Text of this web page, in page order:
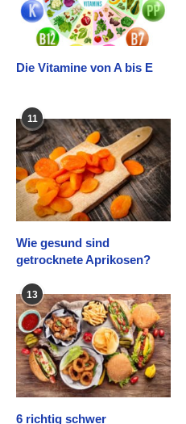
Die Vitamine von A bis E
11
Wie gesund sind
getrocknete Aprikosen?
13
6 richtig schwer